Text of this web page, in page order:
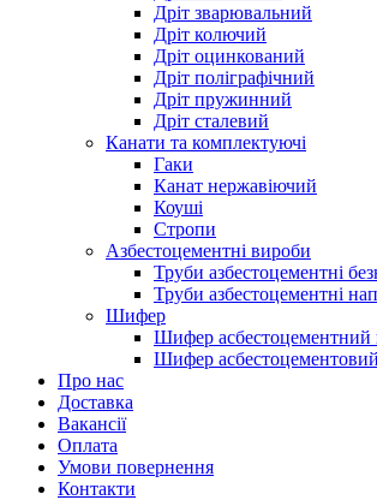
Дріт зварювальний
Дріт колючий
Дріт оцинкований
Дріт поліграфічний
Дріт пружинний
Дріт сталевий
Канати та комплектуючі
Гаки
Канат нержавіючий
Коуші
Стропи
Азбестоцементні вироби
Труби азбестоцементні
Труби азбестоцементні
Шифер
Шифер асбестоцементний
Шифер
Про нас
Доставка
Вакансії
Оплата
Умови повернення
Контакти